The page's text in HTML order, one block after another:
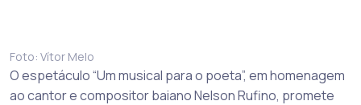
Foto: Vítor Melo
O espetáculo “Um musical para o poeta”, em homenagem
ao cantor e compositor baiano Nelson Rufino, promete